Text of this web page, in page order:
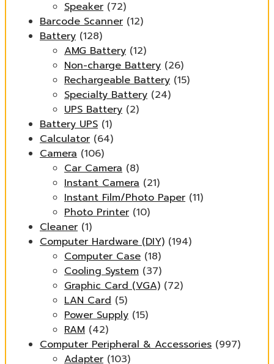
Speaker (72)
Barcode Scanner (12)
Battery (128)
AMG Battery (12)
Non-charge Battery (26)
Rechargeable Battery (15)
Specialty Battery (24)
UPS Battery (2)
Battery UPS (1)
Calculator (64)
Camera (106)
Car Camera (8)
Instant Camera (21)
Instant Film/Photo Paper (11)
Photo Printer (10)
Cleaner (1)
Computer Hardware (DIY) (194)
Computer Case (18)
Cooling System (37)
Graphic Card (VGA) (72)
LAN Card (5)
Power Supply (15)
RAM (42)
Computer Peripheral & Accessories (997)
Adapter (103)